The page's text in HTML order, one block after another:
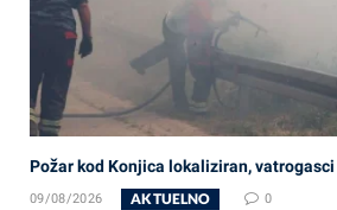
Požar kod Konjica lokaliziran,
09/08/2026 AKTUELNO 0